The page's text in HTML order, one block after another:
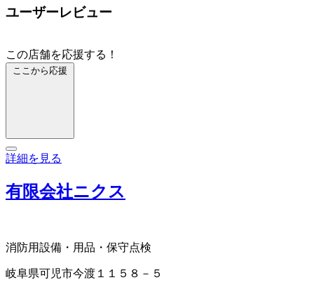
ユーザーレビュー
この店舗を応援する！
ここから応援
詳細を見る
有限会社ニクス
消防用設備・用品・保守点検
岐阜県可児市今渡１１５８－５